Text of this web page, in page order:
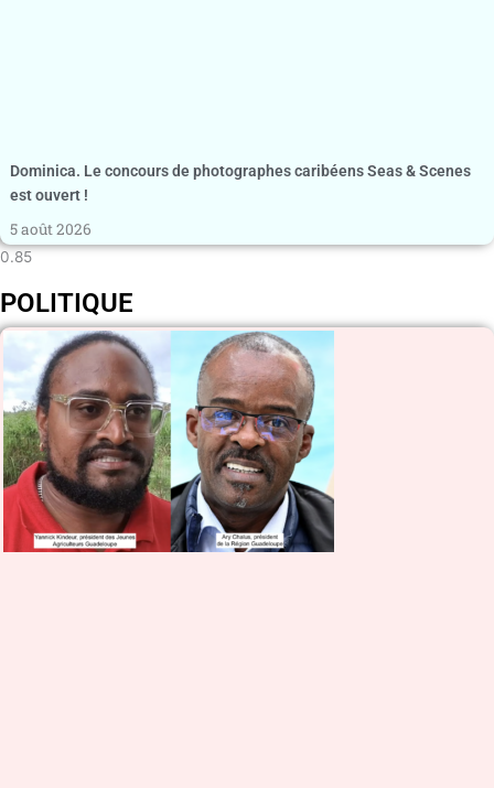
Dominica. Le concours de photographes caribéens Seas & Scenes
est ouvert !
5 août 2026
POLITIQUE